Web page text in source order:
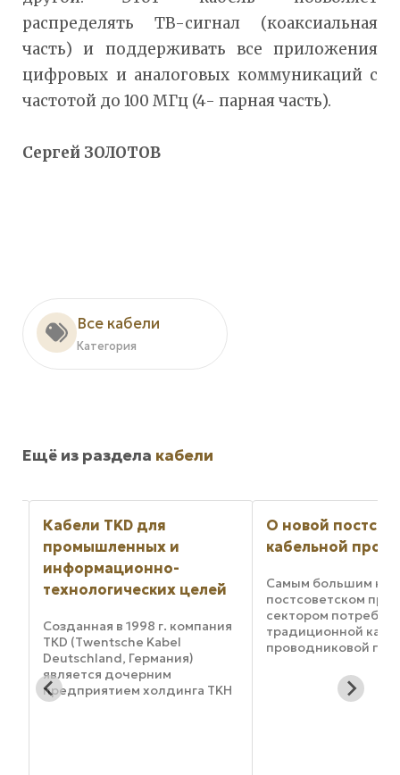
распределять ТВ-сигнал (коаксиальная
часть) и поддерживать все приложения
цифровых и аналоговых коммуникаций с
частотой до 100 МГц (4- парная часть).
Сергей ЗОЛОТОВ
Все кабели
Категория
Ещё из раздела кабели
Кабели TKD для
промышленных и
информационно-
технологических целей
Созданная в 1998 г. компания
ТКD (Twentsсhe Kabel
Deutschland, Германия)
является дочерним
предприятием холдинга TKH
(Twentsсhe Kabel Holding,
О новой
кабельной
Самым большим на
постсоветском
сектором
традиционной
проводниковой
низкого
преобладанием